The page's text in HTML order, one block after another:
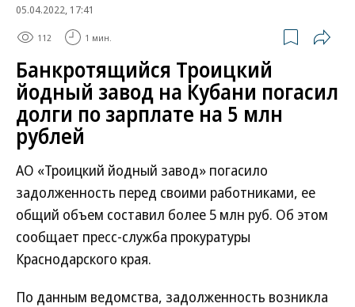
05.04.2022, 17:41
112 1 мин.
Банкротящийся Троицкий
йодный завод на Кубани погасил
долги по зарплате на 5 млн
рублей
АО «Троицкий йодный завод» погасило
задолженность перед своими работниками, ее
общий объем составил более 5 млн руб. Об этом
сообщает пресс-служба прокуратуры
Краснодарского края.
По данным ведомства, задолженность возникла